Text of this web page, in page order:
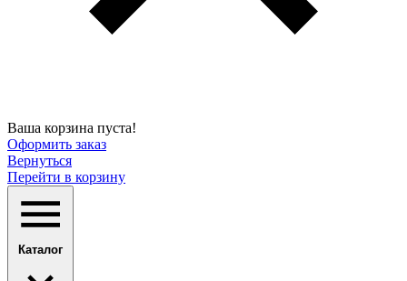
Ваша корзина пуста!
Оформить заказ
Вернуться
Перейти в корзину
Каталог